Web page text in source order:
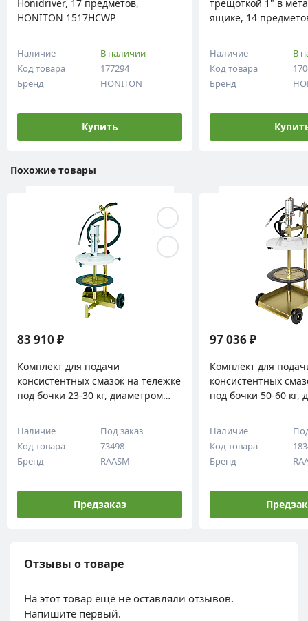
Honidriver, 17 предметов,
HONITON 1517HCWP
Наличие
В наличии
Код товара
177294
Бренд
HONITON
Купить
трещоткой 1" в
ящике, 14
Наличие
В
Код товара
Бренд
Похожие товары
83 910 ₽
Комплект для подачи
консистентных смазок на тележке
под бочки 23-30 кг, диаметром
Наличие
Под заказ
Код товара
73498
Бренд
RAASM
Предзаказ
97 036 ₽
Комплект для
консистентных
под бочки 50-60 кг,
Наличие
Код товара
Бренд
Отзывы о товаре
На этот товар ещё не оставляли отзывов.
Напишите первый.